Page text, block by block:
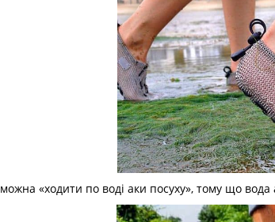
можна «ходити по воді аки посуху», тому що